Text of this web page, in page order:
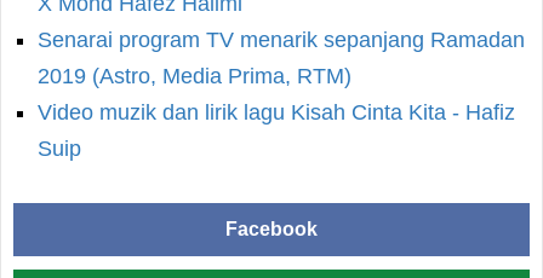
Senarai program TV menarik sepanjang Ramadan
2019 (Astro, Media Prima, RTM)
Video muzik dan lirik lagu Kisah Cinta Kita - Hafiz
Suip
Facebook